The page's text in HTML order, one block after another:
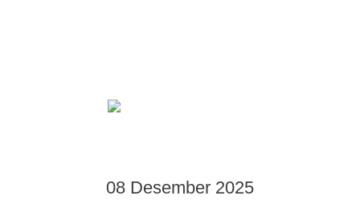
08 Desember 2025